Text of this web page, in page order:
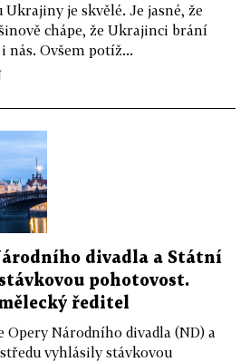
je skvělé. Je jasné, že
chápe, že Ukrajinci brání
nás. Ovšem potíž...
divadla a Státní
pohotovost.
ředitel
Opery Národního divadla (ND) a
vyhlásily stávkovou